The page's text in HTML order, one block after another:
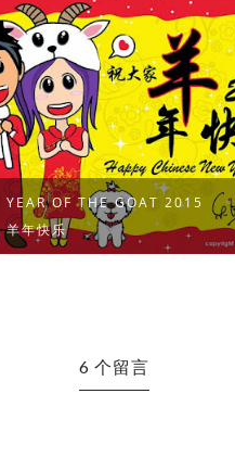
YEAR OF THE GOAT 2015
羊年快乐
6 个留言